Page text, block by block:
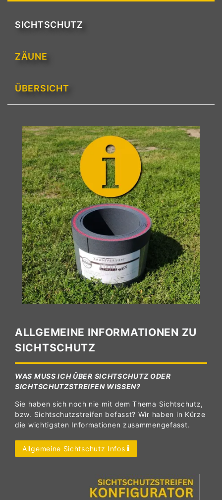
SICHTSCHUTZ
ZÄUNE
ÜBERSICHT
ALLGEMEINE INFORMATIONEN ZU
SICHTSCHUTZ
WAS MUSS ICH ÜBER SICHTSCHUTZ ODER
SICHTSCHUTZSTREIFEN WISSEN?
Sie haben sich noch nie mit dem Thema Sichtschutz,
bzw. Sichtschutzstreifen befasst? Wir haben in Kürze
die wichtigsten Informationen zusammengefasst.
Allgemeine Sichtschutz Infos